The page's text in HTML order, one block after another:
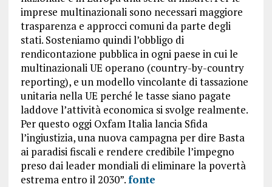
imprese multinazionali sono necessari maggiore
trasparenza e approcci comuni da parte degli
stati. Sosteniamo quindi l’obbligo di
rendicontazione pubblica in ogni paese in cui le
multinazionali UE operano (country-by-country
reporting), e un modello vincolante di tassazione
unitaria nella UE perché le tasse siano pagate
laddove l’attività economica si svolge realmente.
Per questo oggi Oxfam Italia lancia Sfida
l’ingiustizia, una nuova campagna per dire Basta
ai paradisi fiscali e rendere credibile l’impegno
preso dai leader mondiali di eliminare la povertà
estrema entro il 2030”.fonte